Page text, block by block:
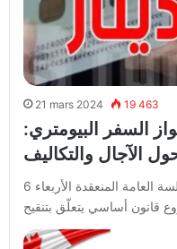
21 mars 2024 19 463
السفر البيومتري:
الآجال والتكاليف
صادق مجلس نواب الشعب خلال الجلسة العامة المنعقدة الأربعاء 6